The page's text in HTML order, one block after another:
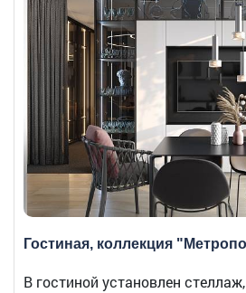
Гостиная, коллекция
В гостиной установлен